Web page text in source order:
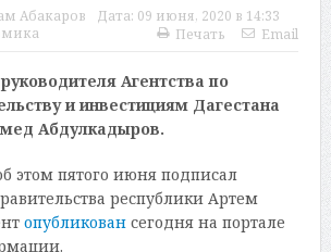
Абакаров Дата: 09 июня, 2020 в 14:33
Печать Email
Агентства по
и инвестициям Дагестана
Абдулкадыров.
этом пятого июня подписал
республики Артем
опубликовансегодня на портале